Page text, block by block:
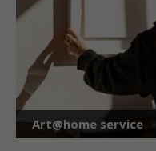
Art@home service